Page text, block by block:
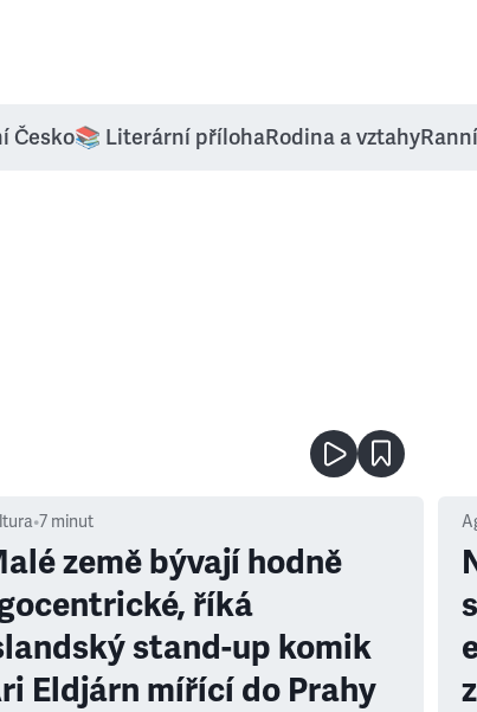
Česko📚 Literární přílohaRodina a vztahy
•7 minut
země bývají hodně
říká
stand-up komik
Eldjárn mířící do Prahy